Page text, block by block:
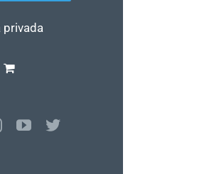
privada
Instagram
YouTubeTwitter